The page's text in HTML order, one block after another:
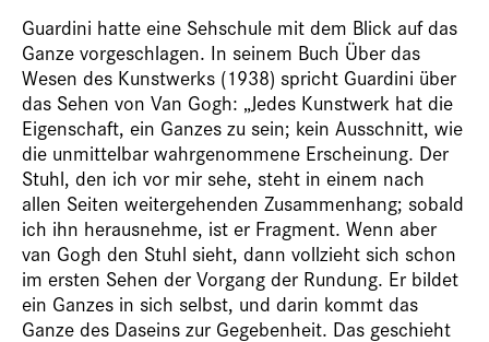
Guardini hatte eine Sehschule mit dem Blick auf das
Ganze vorgeschlagen. In seinem Buch Über das
Wesen des Kunstwerks (1938) spricht Guardini über
das Sehen von Van Gogh: „Jedes Kunstwerk hat die
Eigenschaft, ein Ganzes zu sein; kein Ausschnitt, wie
die unmittelbar wahrgenommene Erscheinung. Der
Stuhl, den ich vor mir sehe, steht in einem nach
allen Seiten weitergehenden Zusammenhang; sobald
ich ihn herausnehme, ist er Fragment. Wenn aber
van Gogh den Stuhl sieht, dann vollzieht sich schon
im ersten Sehen der Vorgang der Rundung. Er bildet
ein Ganzes in sich selbst, und darin kommt das
Ganze des Daseins zur Gegebenheit. Das geschieht